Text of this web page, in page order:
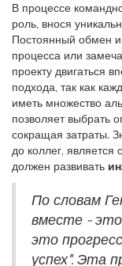
В процессе
роль, внося
Постоянный обмен
процесса или
проекту двигаться
подхода, так как
иметь множество
позволяет выбрать
сокращая затраты.
до коллег,
должен развивать
По словам
вместе -
это
успех". Эта